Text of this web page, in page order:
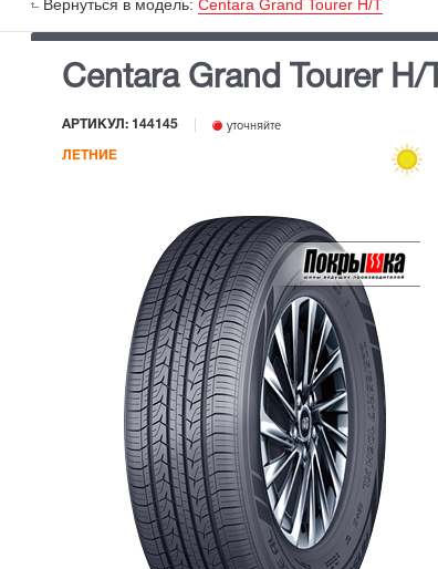
Вернуться в модель: Centara Grand Tourer H/T
Centara Grand Tourer H/T
АРТИКУЛ: 144145 уточняйте
ЛЕТНИЕ